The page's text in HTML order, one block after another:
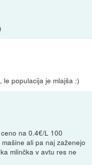
le populacija je mlajša :)
na 0.4€/L 100
ali pa naj zaženejo
mlinčka v avtu res ne